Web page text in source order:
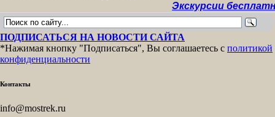
Экскурсии бесплатно >>
ПОДПИСАТЬСЯ НА НОВОСТИ САЙТА
*Нажимая кнопку "Подписаться", Вы соглашаетесь с политикой
конфиденциальности
Контакты
info@mostrek.ru